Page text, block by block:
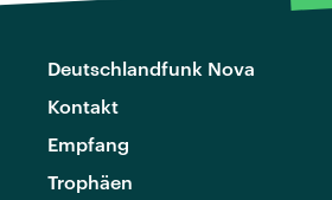
Deutschlandfunk Nova
Kontakt
Empfang
Trophäen